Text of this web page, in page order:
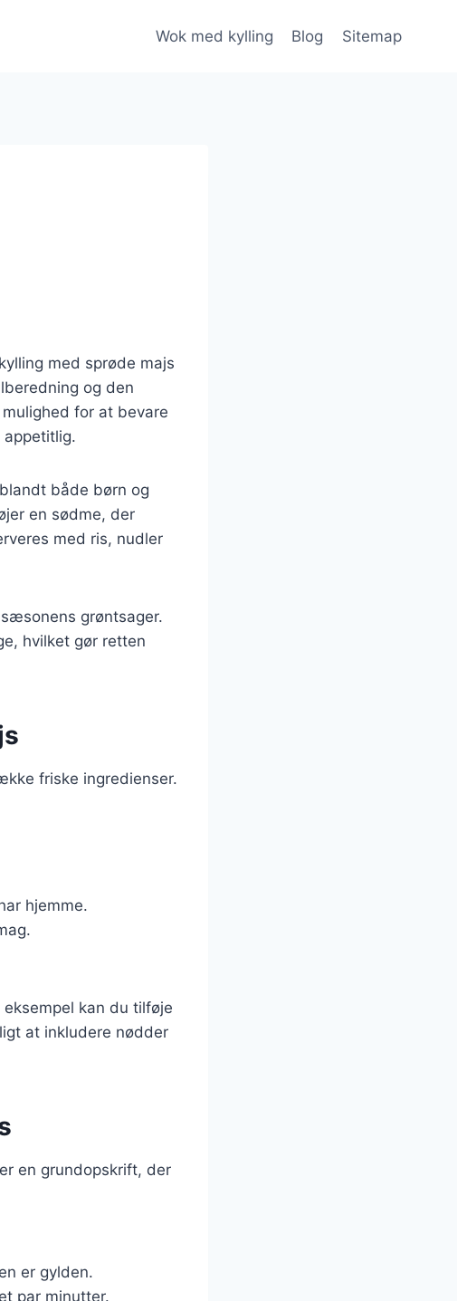
Wok med kylling Blog Sitemap
med sprøde majs
og den
for at bevare
både børn og
en sødme, der
med ris, nudler
grøntsager.
hvilket gør retten
friske ingredienser.
hjemme.
kan du tilføje
at inkludere nødder
en grundopskrift, der
er gylden.
par minutter.